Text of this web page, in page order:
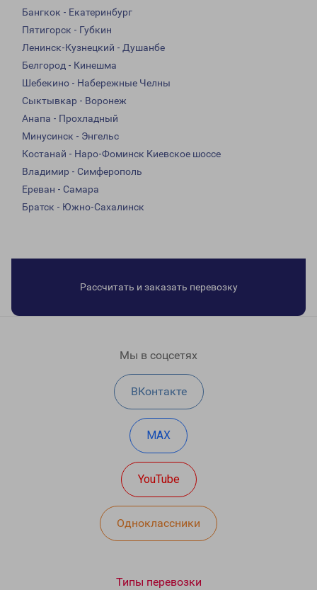
Бангкок - Екатеринбург
Пятигорск - Губкин
Ленинск-Кузнецкий - Душанбе
Белгород - Кинешма
Шебекино - Набережные Челны
Сыктывкар - Воронеж
Анапа - Прохладный
Минусинск - Энгельс
Костанай - Наро-Фоминск Киевское шоссе
Владимир - Симферополь
Ереван - Самара
Братск - Южно-Сахалинск
Рассчитать и заказать перевозку
Мы в соцсетях
ВКонтакте
MAX
YouTube
Одноклассники
Типы перевозки